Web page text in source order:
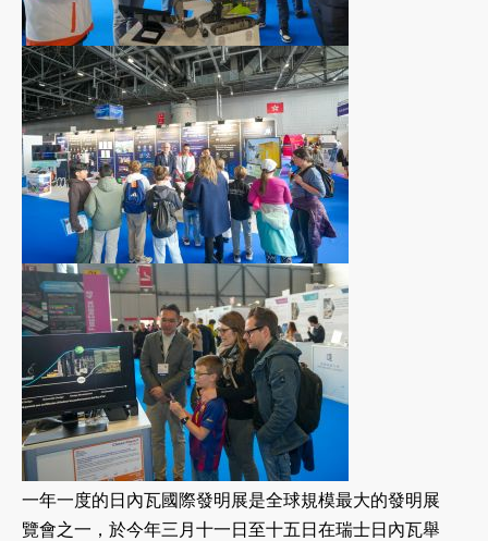
一年一度的日內瓦國際發明展是全球規模最大的發明展
覽會之一，於今年三月十一日至十五日在瑞士日內瓦舉